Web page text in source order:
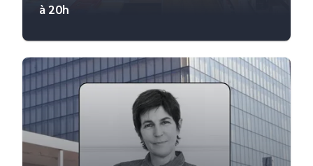
à 20h